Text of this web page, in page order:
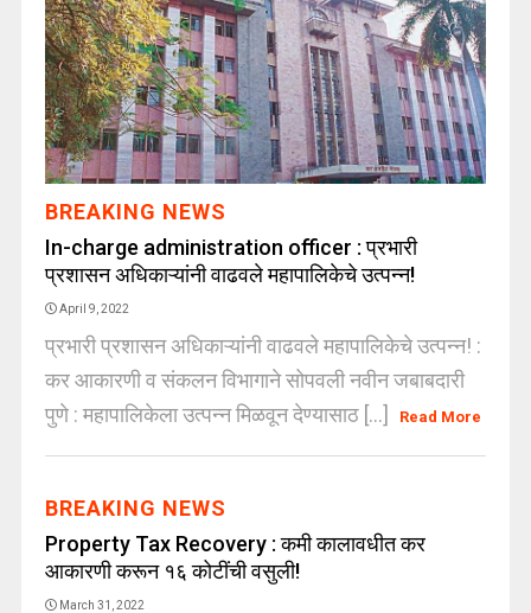
BREAKING NEWS
In-charge administration officer : प्रभारी
प्रशासन अधिकाऱ्यांनी वाढवले महापालिकेचे उत्पन्न!
April 9, 2022
प्रभारी प्रशासन अधिकाऱ्यांनी वाढवले महापालिकेचे उत्पन्न! :
कर आकारणी व संकलन विभागाने सोपवली नवीन जबाबदारी
पुणे : महापालिकेला उत्पन्न मिळवून देण्यासाठ [...]
Read More
BREAKING NEWS
Property Tax Recovery : कमी कालावधीत कर
आकारणी करून १६ कोटींची वसुली!
March 31, 2022